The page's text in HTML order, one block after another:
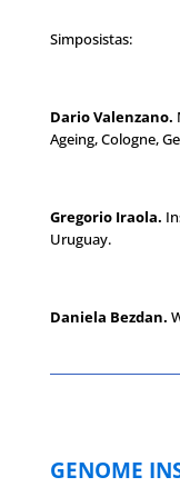
Simposistas:
Dario Valenzano.
Ageing, Cologne,
Gregorio Iraola.
Uruguay.
Daniela Bezdan.
GENOME